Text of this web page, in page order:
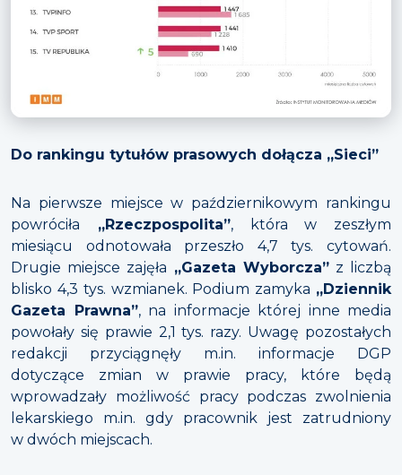
Do rankingu tytułów prasowych dołącza „Sieci”
Na pierwsze miejsce w październikowym rankingu
powróciła „Rzeczpospolita”, która w zeszłym
miesiącu odnotowała przeszło 4,7 tys. cytowań.
Drugie miejsce zajęła „Gazeta Wyborcza”z liczbą
blisko 4,3 tys. wzmianek. Podium zamyka „Dziennik
Gazeta Prawna”, na informacje której inne media
powołały się prawie 2,1 tys. razy. Uwagę pozostałych
redakcji przyciągnęły m.in. informacje DGP
dotyczące zmian w prawie pracy, które będą
wprowadzały możliwość pracy podczas zwolnienia
lekarskiego m.in. gdy pracownik jest zatrudniony
w dwóch miejscach.